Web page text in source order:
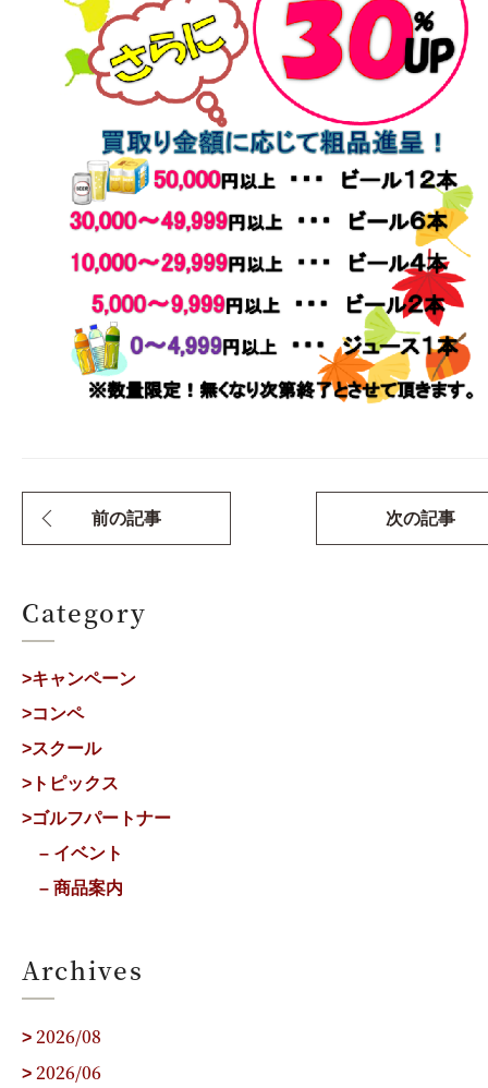
前の記事 次の記事
Category
>キャンペーン
>コンペ
>スクール
>トピックス
>ゴルフパートナー
– イベント
– 商品案内
Archives
> 2026/08
> 2026/06